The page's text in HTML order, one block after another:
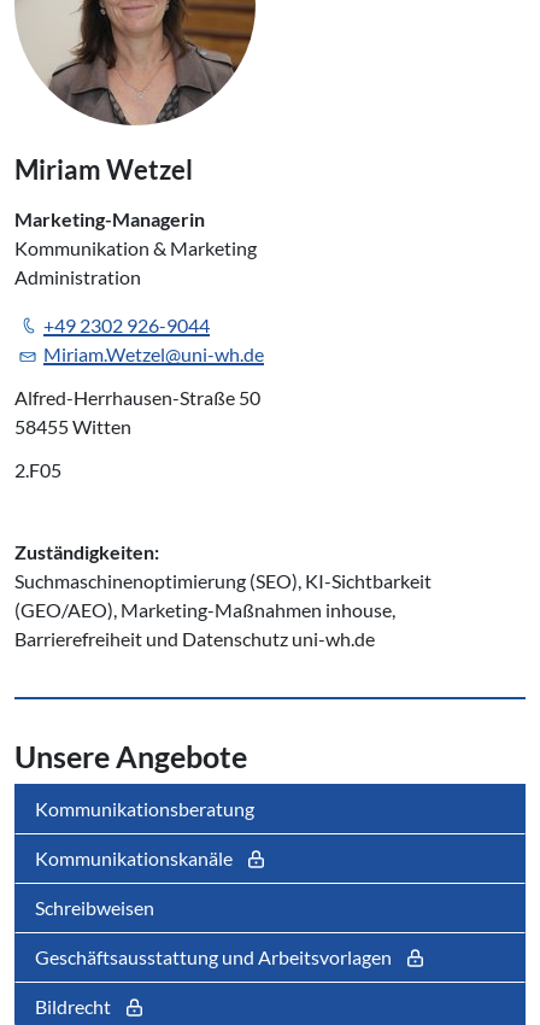
Miriam Wetzel
Marketing-Managerin
Kommunikation & Marketing
Administration
+49 2302 926-9044
Miriam.Wetzel@uni-wh.de
Alfred-Herrhausen-Straße 50
58455 Witten
2.F05
Zuständigkeiten:
Suchmaschinenoptimierung (SEO), KI-Sichtbarkeit
(GEO/AEO), Marketing-Maßnahmen inhouse,
Barrierefreiheit und Datenschutz uni-wh.de
Unsere Angebote
Kommunikationsberatung
Kommunikationskanäle
Schreibweisen
Geschäftsausstattung und Arbeitsvorlagen
Bildrecht